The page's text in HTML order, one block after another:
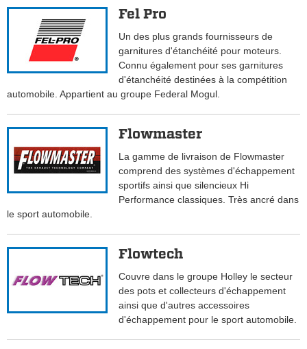
Fel Pro
Un des plus grands fournisseurs de
garnitures d'étanchéité pour moteurs.
Connu également pour ses garnitures
d'étanchéité destinées à la compétition
automobile. Appartient au groupe Federal Mogul.
Flowmaster
La gamme de livraison de Flowmaster
comprend des systèmes d'échappement
sportifs ainsi que silencieux Hi
Performance classiques. Très ancré dans
le sport automobile.
Flowtech
Couvre dans le groupe Holley le secteur
des pots et collecteurs d'échappement
ainsi que d'autres accessoires
d'échappement pour le sport automobile.